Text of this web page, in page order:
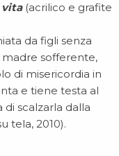
vita(acrilico e grafite
da figli senza
madre sofferente,
di misericordia in
e tiene testa al
scalzarla dalla
tela, 2010).